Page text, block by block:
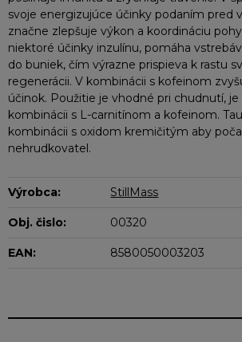
svoje energizujúce účinky podaním pred
značne zlepšuje výkon a koordináciu
niektoré účinky inzulínu, pomáha
do buniek, čím výrazne prispieva k rastu
regenerácii. V kombinácii s kofeinom
účinok. Použitie je vhodné pri chudnutí,
kombinácii s L-carnitínom a kofeinom.
kombinácii s oxidom kremičitým aby
nehrudkovatel.
Výrobca: StillMass
Obj. čislo: 00320
EAN: 8580050003203